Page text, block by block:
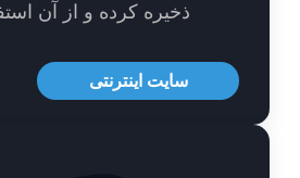
ذخیره کرده و از آن استفاده نمایید
سایت اینترنتی